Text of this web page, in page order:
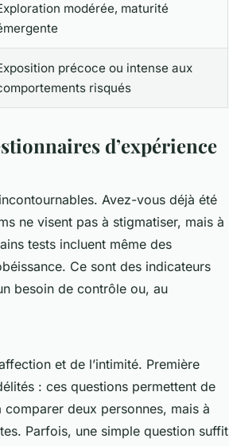
modérée, maturité
précoce ou intense aux
risqués
d’expérience
Avez-vous déjà été
ne visent pas à stigmatiser, mais à
tests incluent même des
Ce sont des indicateurs
besoin de contrôle ou, au
et de l’intimité. Première
: ces questions permettent de
deux personnes, mais à
Parfois, une simple question suffit